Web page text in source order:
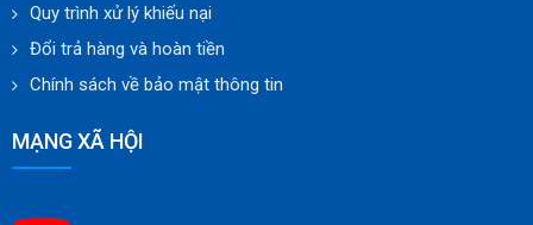
Quy trình xử lý khiếu nại
Đổi trả hàng và hoàn tiền
Chính sách về bảo mật thông tin
MẠNG XÃ HỘI